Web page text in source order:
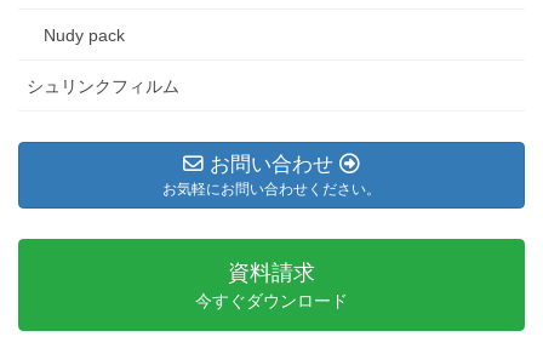
Nudy pack
シュリンクフィルム
お問い合わせ
お気軽にお問い合わせください。
資料請求
今すぐダウンロード